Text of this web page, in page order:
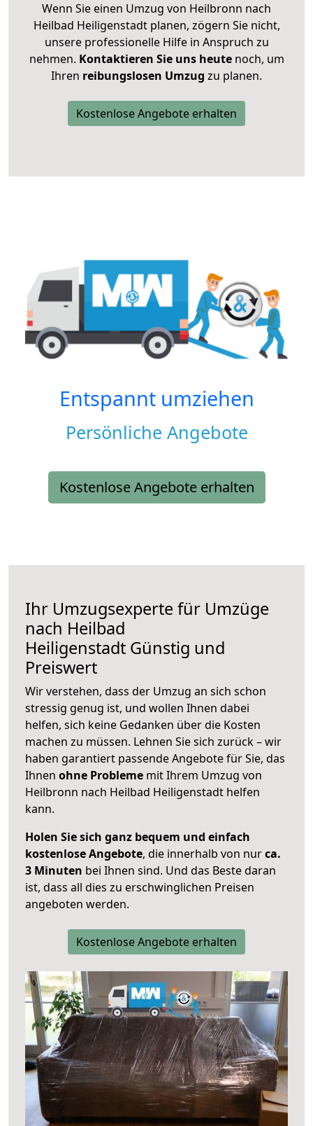
Wenn Sie einen Umzug von Heilbronn nach
Heilbad Heiligenstadt planen, zögern Sie nicht,
unsere professionelle Hilfe in Anspruch zu
nehmen. Kontaktieren Sie uns heutenoch, um
Ihren reibungslosen Umzug zu planen.
Kostenlose Angebote erhalten
Entspannt umziehen
Persönliche Angebote
Kostenlose Angebote erhalten
Ihr Umzugsexperte für Umzüge
nach Heilbad
Heiligenstadt Günstig und
Preiswert
Wir verstehen, dass der Umzug an sich schon
stressig genug ist, und wollen Ihnen dabei
helfen, sich keine Gedanken über die Kosten
machen zu müssen. Lehnen Sie sich zurück – wir
haben garantiert passende Angebote für Sie, das
Ihnen ohne Probleme mit Ihrem Umzug von
Heilbronn nach Heilbad Heiligenstadt helfen
kann.
Holen Sie sich ganz bequem und einfach
kostenlose Angebote, die innerhalb von nurca.
3 Minuten bei Ihnen sind. Und das Beste daran
ist, dass all dies zu erschwinglichen Preisen
angeboten werden.
Kostenlose Angebote erhalten